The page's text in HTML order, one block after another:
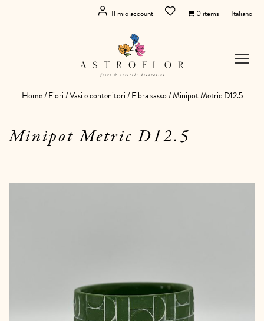
Il mio account 0 items Italiano
Home/Fiori/Vasi e contenitori/Fibra sasso/ Minipot Metric D12.5
Minipot Metric D12.5